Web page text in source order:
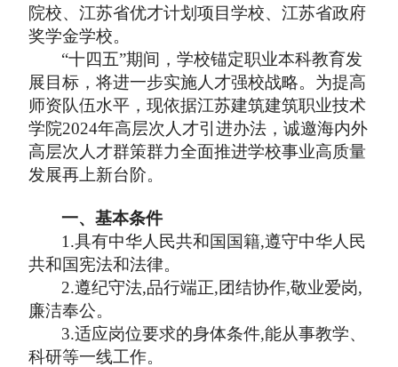
院校、江苏省优才计划项目学校、江苏省政府
奖学金学校。
“十四五”期间，学校锚定职业本科教育发
展目标， 将进一步实施人才强校战略。 为提高
师资队伍水平，现依据江苏建筑建筑职业技术
学院2024年高层次人才引进办法，诚邀海内外
高层次人才群策群力全面推进学校事业高质量
发展再上新台阶。
一、 基本条件
1.具有中华人民共和国国籍,遵守中华人民
共和国宪法和法律。
2.遵纪守法,品行端正,团结协作,敬业爱岗,
廉洁奉公。
3.适应岗位要求的身体条件,能从事教学、
科研等一线工作。